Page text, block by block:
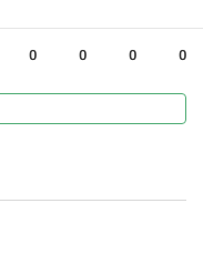
0 0 0 0